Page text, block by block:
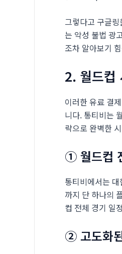
그렇다고 구글
는 악성 불법 광
조차 알아보기
2. 월드컵
이러한 유료 결
니다. 통티비는
략으로 완벽한
① 월드컵
통티비에서는
까지 단 하나의
컵 전체 경기 일
② 고도화